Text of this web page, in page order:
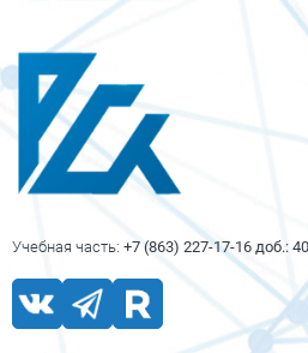
Учебная часть: +7 (863) 227-17-16 доб.: